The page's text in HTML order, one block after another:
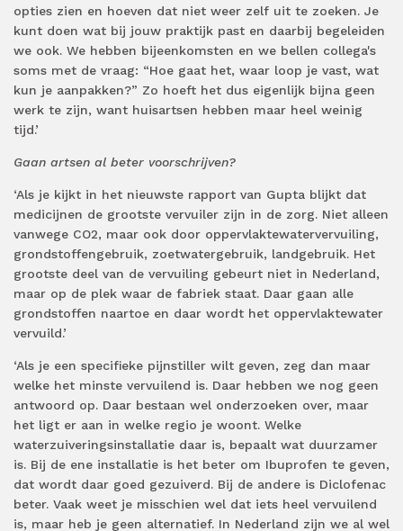
opties zien en hoeven dat niet weer zelf uit te zoeken. Je
kunt doen wat bij jouw praktijk past en daarbij begeleiden
we ook. We hebben bijeenkomsten en we bellen collega's
soms met de vraag: “Hoe gaat het, waar loop je vast, wat
kun je aanpakken?” Zo hoeft het dus eigenlijk bijna geen
werk te zijn, want huisartsen hebben maar heel weinig
tijd.’
Gaan artsen al beter voorschrijven?
‘Als je kijkt in het nieuwste rapport van Gupta blijkt dat
medicijnen de grootste vervuiler zijn in de zorg. Niet alleen
vanwege CO2, maar ook door oppervlaktewatervervuiling,
grondstoffengebruik, zoetwatergebruik, landgebruik. Het
grootste deel van de vervuiling gebeurt niet in Nederland,
maar op de plek waar de fabriek staat. Daar gaan alle
grondstoffen naartoe en daar wordt het oppervlaktewater
vervuild.’
‘Als je een specifieke pijnstiller wilt geven, zeg dan maar
welke het minste vervuilend is. Daar hebben we nog geen
antwoord op. Daar bestaan wel onderzoeken over, maar
het ligt er aan in welke regio je woont. Welke
waterzuiveringsinstallatie daar is, bepaalt wat duurzamer
is. Bij de ene installatie is het beter om Ibuprofen te geven,
dat wordt daar goed gezuiverd. Bij de andere is Diclofenac
beter. Vaak weet je misschien wel dat iets heel vervuilend
is, maar heb je geen alternatief. In Nederland zijn we al wel